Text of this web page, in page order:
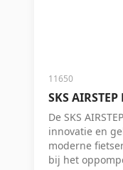
11650
SKS
De SKS
innovatie en
moderne
bij het